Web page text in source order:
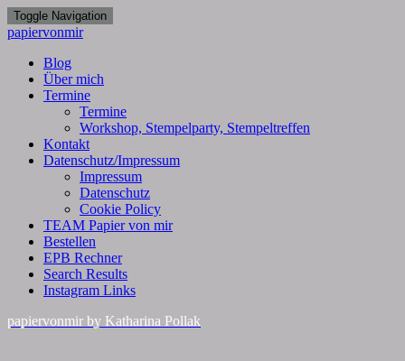
Toggle Navigation
papiervonmir
Blog
Über mich
Termine
Termine
Workshop, Stempelparty, Stempeltreffen
Kontakt
Datenschutz/Impressum
Impressum
Datenschutz
Cookie Policy
TEAM Papier von mir
Bestellen
EPB Rechner
Search Results
Instagram Links
papiervonmir by Katharina Pollak